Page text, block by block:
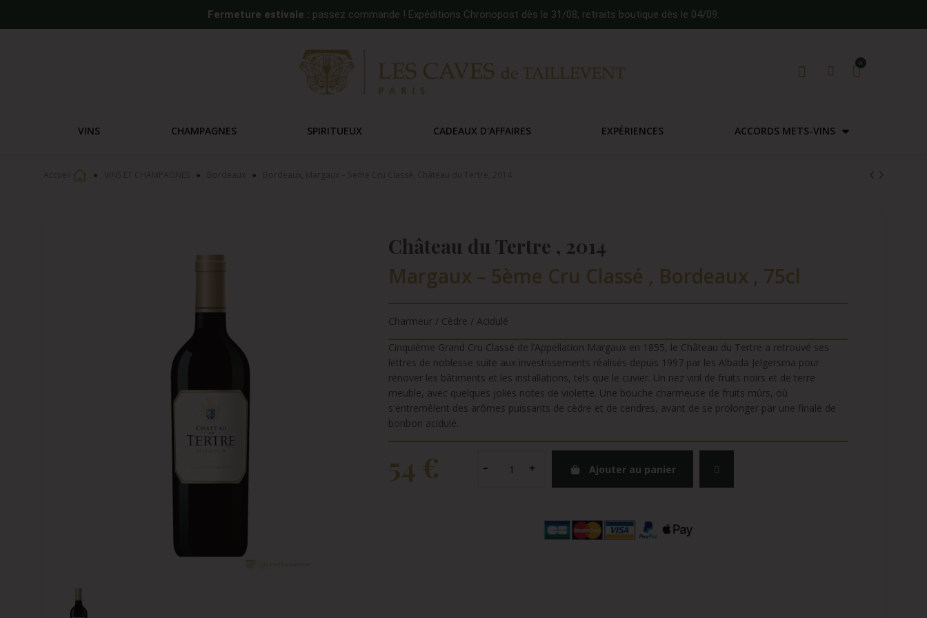
Fermeture estivale : passez commande ! Expéditions Chronopost dès le 31/08, retraits boutique dès le 04/09.
VINS CHAMPAGNES SPIRITUEUX CADEAUX D'AFFAIRES EXPÉRIENCES ACCORDS METS-VINS
Château du Tertre , 2014
Margaux – 5ème Cru Classé , Bordeaux , 75cl
Charmeur / Cèdre / Acidulé
Cinquième Grand Cru Classé de l’Appellation Margaux en 1855, le Château du Tertre a retrouvé ses
lettres de noblesse suite aux investissements réalisés depuis 1997 par les Albada Jelgersma pour
rénover les bâtiments et les installations, tels que le cuvier. Un nez viril de fruits noirs et de terre
meuble, avec quelques jolies notes de violette. Une bouche charmeuse de fruits mûrs, où
s'entremêlent des arômes puissants de cèdre et de cendres, avant de se prolonger par une finale de
bonbon acidulé.
54 € Ajouter au panier